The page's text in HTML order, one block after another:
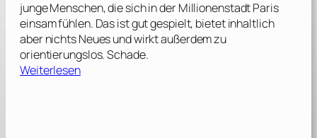
junge Menschen, die sich in der Millionenstadt Paris
einsam fühlen. Das ist gut gespielt, bietet inhaltlich
aber nichts Neues und wirkt außerdem zu
orientierungslos. Schade.
Weiterlesen: